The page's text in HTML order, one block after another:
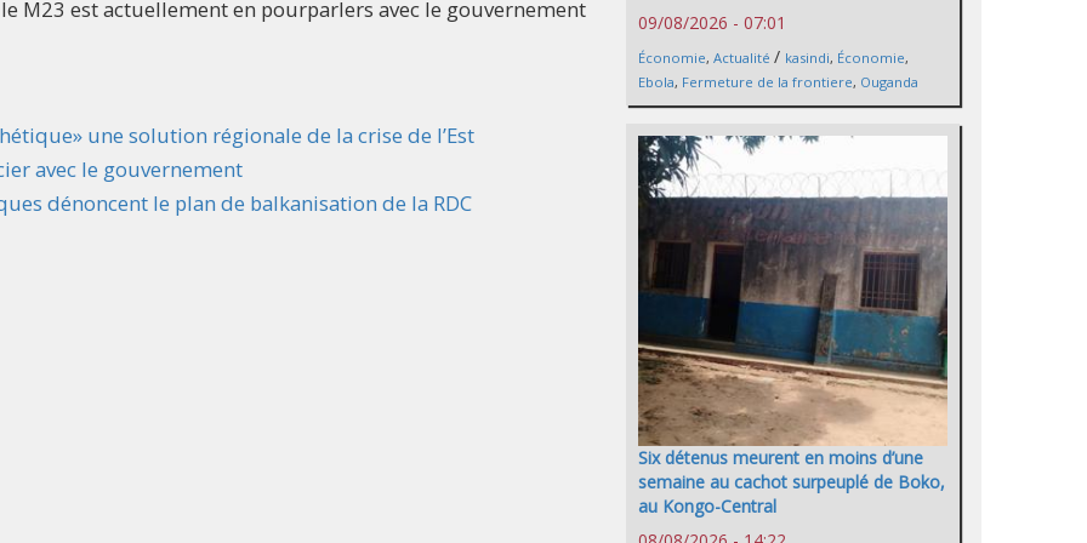
M23 est actuellement en pourparlers avec le gouvernement
une solution régionale de la crise de l’Est
avec le gouvernement
dénoncent le plan de balkanisation de la RDC
09/08/2026 - 07:01
Économie, Actualité / kasindi, Économie,
Ebola, Fermeture de la frontiere, Ouganda
Six détenus meurent en moins d’une
semaine au cachot surpeuplé de Boko,
au Kongo-Central